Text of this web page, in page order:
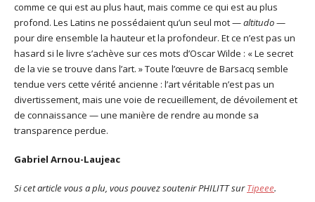
comme ce qui est au plus haut, mais comme ce qui est au plus
profond. Les Latins ne possédaient qu’un seul mot —altitudo—
pour dire ensemble la hauteur et la profondeur. Et ce n’est pas un
hasard si le livre s’achève sur ces mots d’Oscar Wilde : « Le secret
de la vie se trouve dans l’art. » Toute l’œuvre de Barsacq semble
tendue vers cette vérité ancienne : l’art véritable n’est pas un
divertissement, mais une voie de recueillement, de dévoilement et
de connaissance — une manière de rendre au monde sa
transparence perdue.
Gabriel Arnou-Laujeac
Si cet article vous a plu, vous pouvez soutenir PHILITT surTipeee.